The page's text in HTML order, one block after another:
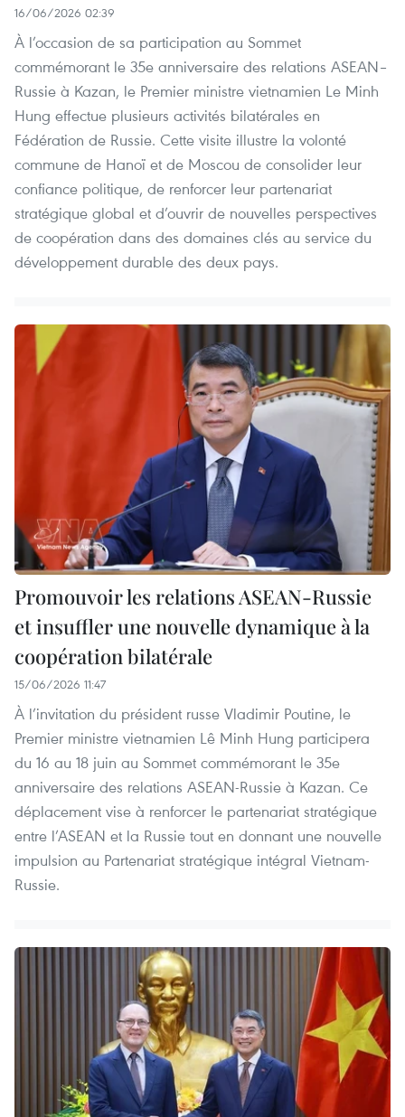
16/06/2026 02:39
À l’occasion de sa participation au Sommet
commémorant le 35e anniversaire des relations ASEAN–
Russie à Kazan, le Premier ministre vietnamien Le Minh
Hung effectue plusieurs activités bilatérales en
Fédération de Russie. Cette visite illustre la volonté
commune de Hanoï et de Moscou de consolider leur
confiance politique, de renforcer leur partenariat
stratégique global et d’ouvrir de nouvelles perspectives
de coopération dans des domaines clés au service du
développement durable des deux pays.
Promouvoir les relations ASEAN-Russie
et insuffler une nouvelle dynamique à la
coopération bilatérale
15/06/2026 11:47
À l’invitation du président russe Vladimir Poutine, le
Premier ministre vietnamien Lê Minh Hung participera
du 16 au 18 juin au Sommet commémorant le 35e
anniversaire des relations ASEAN-Russie à Kazan. Ce
déplacement vise à renforcer le partenariat stratégique
entre l’ASEAN et la Russie tout en donnant une nouvelle
impulsion au Partenariat stratégique intégral Vietnam-
Russie.